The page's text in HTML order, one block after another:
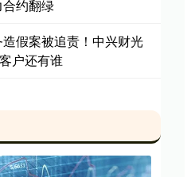
约翻绿
假案被追责！中兴财光
户还有谁